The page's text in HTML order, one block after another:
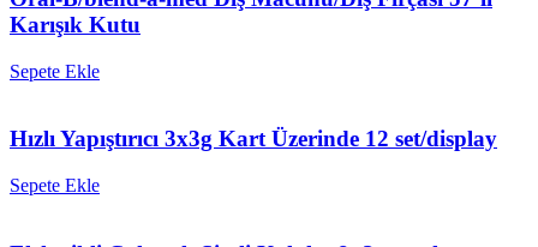
Karışık Kutu
Sepete Ekle
Hızlı Yapıştırıcı 3x3g Kart Üzerinde 12 set/display
Sepete Ekle